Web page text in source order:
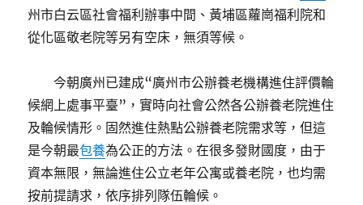
州市白云區社會福利辦事中間、黃埔區蘿崗福利院和
從化區敬老院等另有空床，無須等候。
今朝廣州已建成“廣州市公辦養老機構進住評價輪
候網上處事平臺”，實時向社會公然各公辦養老院進住
及輪候情形。固然進住熱點公辦養老院需求等，但這
是今朝最包養為公正的方法。在很多發財國度，由于
資本無限，無論進住公立老年公寓或養老院，也均需
按前提請求，依序排列隊伍輪候。